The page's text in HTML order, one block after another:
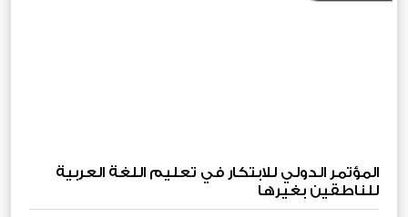
المؤتمر الدولي للابتكار في تعليم اللغة العربية
للناطقين بغيرها